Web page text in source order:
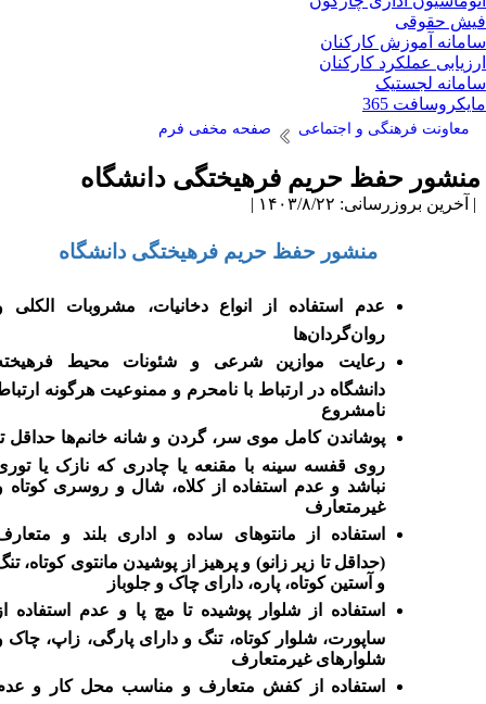
حقوقی
آموزش کارکنان
عملکرد کارکنان
لجستیک
365
معاونت فرهنگی و اجتماعی صفحه مخفی فرم
حفظ حریم فرهیختگی دانشگاه
بروزرسانی: ۱۴۰۳/۸/۲۲ |
منشور حفظ حریم فرهیختگی دانشگاه
عدم
استفاده از انواع دخانیات، مشروبات الکلی و
روان‌گردان‌ها
رعایت موازین شرعی و شئونات محیط فرهیخته
دانشگاه در ارتباط با نامحرم و ممنوعیت هرگونه ارتباط
نامشروع
پوشاندن کامل موی سر، گردن و شانه خانم‌ها حداقل تا
روی قفسه سینه با مقنعه یا چادری که نازک یا توری
نباشد و عدم استفاده از کلاه، شال و روسری کوتاه و
غیرمتعارف
استفاده از مانتوهای ساده و اداری بلند و متعارف
(حداقل تا زیر زانو) و پرهیز از پوشیدن مانتوی کوتاه، ‌تنگ
و آستین کوتاه، پاره، دارای چاک و جلوباز
استفاده از شلوار پوشیده تا مچ پا و عدم استفاده از
ساپورت، شلوار کوتاه،‌ تنگ و دارای پارگی،‌ زاپ،‌ چاک و
شلوارهای غیرمتعارف
استفاده از کفش متعارف و مناسب محل کار و عدم